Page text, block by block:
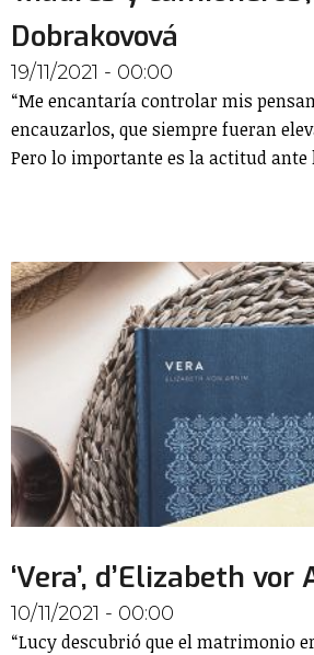
Dobrakovová
19/11/2021 - 00:00
“Me encantaría controlar mis
encauzarlos, que siempre fueran
Pero lo importante es la actitud ante
‘Vera’, d’Elizabeth
10/11/2021 - 00:00
“Lucy descubrió que el matrimonio